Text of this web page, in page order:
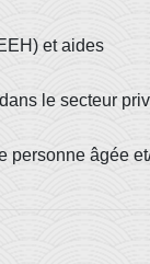
et aides
le secteur
personne âgée